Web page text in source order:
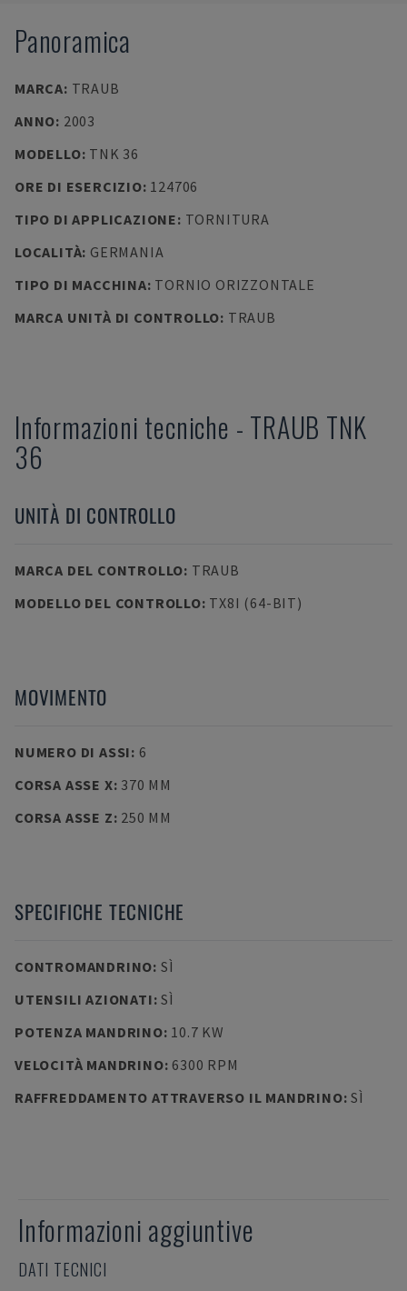
Panoramica
MARCA: TRAUB
ANNO: 2003
MODELLO: TNK 36
ORE DI ESERCIZIO: 124706
TIPO DI APPLICAZIONE: TORNITURA
LOCALITÀ: GERMANIA
TIPO DI MACCHINA: TORNIO ORIZZONTALE
MARCA UNITÀ DI CONTROLLO: TRAUB
Informazioni tecniche - TRAUB TNK
36
UNITÀ DI CONTROLLO
MARCA DEL CONTROLLO: TRAUB
MODELLO DEL CONTROLLO: TX8I (64-BIT)
MOVIMENTO
NUMERO DI ASSI: 6
CORSA ASSE X: 370 MM
CORSA ASSE Z: 250 MM
SPECIFICHE TECNICHE
CONTROMANDRINO: SÌ
UTENSILI AZIONATI:SÌ
POTENZA MANDRINO: 10.7 KW
VELOCITÀ MANDRINO: 6300 RPM
RAFFREDDAMENTO ATTRAVERSO IL MANDRINO:SÌ
Informazioni aggiuntive
DATI TECNICI